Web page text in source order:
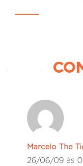
Marcelo The
26/06/09 às